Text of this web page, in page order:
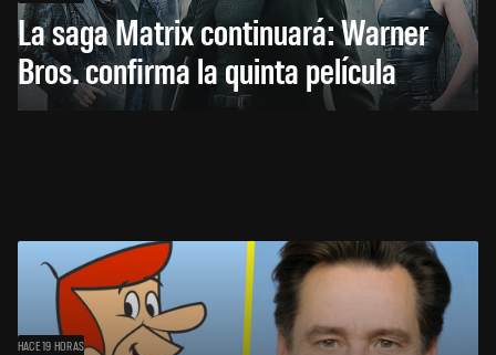
La saga Matrix continuará: Warner
Bros. confirma la quinta película
HACE 19 HORAS